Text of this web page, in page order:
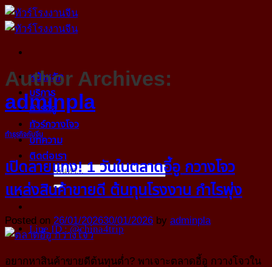
Skip
to
content
หน้าหลัก
บริการ
ทัวร์อี้อู
ทัวร์กวางโจว
บทความ
ติดต่อเรา
Line ID : @china4trip
Author Archives:
adminpla
ทำธุรกิจกับจีน
เปิดลายแทง! 1 วันในตลาดอี้อู กวางโจว
แหล่งสินค้าขายดี ต้นทุนโรงงาน กำไรพุ่ง
Posted on 26/01/202630/01/2026 by adminpla
อยากหาสินค้าขายดีต้นทุนต่ำ? พาเจาะตลาดอี้อู กวางโจวใน